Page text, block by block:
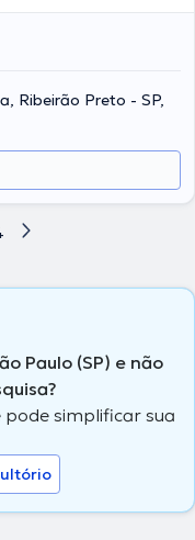
Ribeirão Preto - SP,
Paulo (SP) e não
simplificar sua